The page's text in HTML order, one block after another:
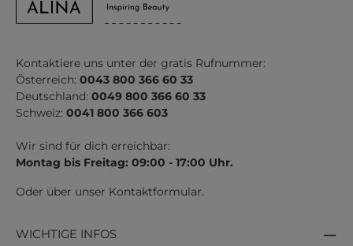
Kontaktiere uns unter der gratis Rufnummer:
Österreich: 0043 800 366 60 33
Deutschland: 0049 800 366 60 33
Schweiz: 0041 800 366 603
Wir sind für dich erreichbar:
Montag bis Freitag: 09:00 - 17:00 Uhr.
Oder über unser Kontaktformular.
WICHTIGE INFOS